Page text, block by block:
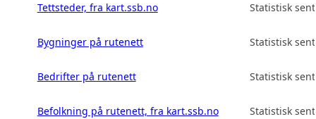
Tettsteder, fra kart.ssb.no Statistisk
Bygninger på rutenett Statistisk
Bedrifter på rutenett Statistisk
Befolkning på rutenett, fra kart.ssb.no Statistisk